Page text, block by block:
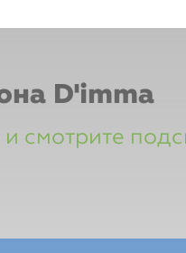
D'imma
смотрите
Талия